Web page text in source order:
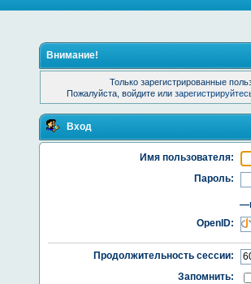
Внимание!
Только зарегистрированные
Пожалуйста, войдите или
Вход
Имя пользователя:
Пароль:
OpenID:
Продолжительность сессии:
Запомнить: